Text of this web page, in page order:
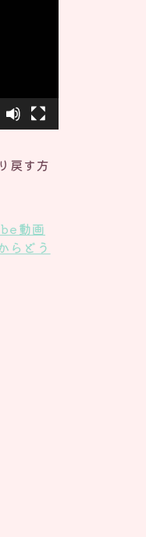
戻す方
動画
らどう